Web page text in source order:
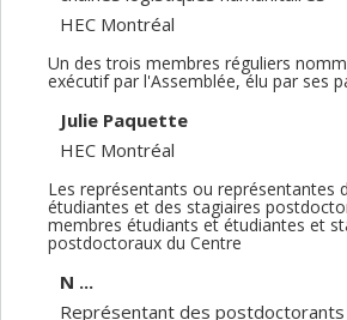
HEC Montréal
Un des trois membres réguliers
exécutif par l'Assemblée, élu par ses
Julie Paquette
HEC Montréal
Les représentants ou représentantes
étudiantes et des stagiaires
membres étudiants et étudiantes et
postdoctoraux du Centre
N ...
Représentant des postdoctorants